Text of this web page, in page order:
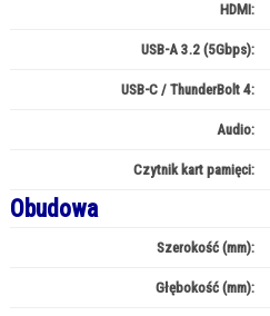
HDMI:
USB-A 3.2 (5Gbps):
USB-C / ThunderBolt 4:
Audio:
Czytnik kart pamięci:
Obudowa
Szerokość (mm):
Głębokość (mm):